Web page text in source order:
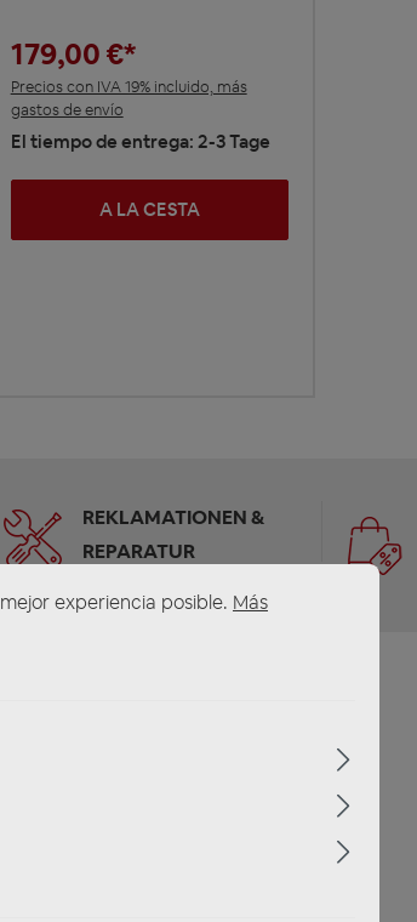
179,00 €*
Precios con IVA 19% incluido, más
gastos de envío
El tiempo de entrega: 2-3 Tage
A LA CESTA
REKLAMATIONEN &
REPARATUR
experiencia posible. Más